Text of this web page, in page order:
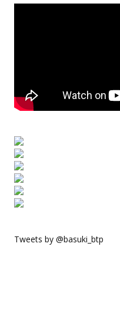
Tweets by @basuki_btp